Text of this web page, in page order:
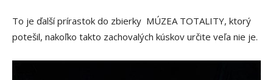
To je ďalší prírastok do zbierky MÚZEA TOTALITY, ktorý
potešil, nakoľko takto zachovalých kúskov určite veľa nie je.